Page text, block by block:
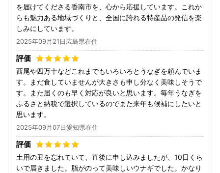
を届けてくださる香南市を、心から応援しています。これか
らも魅力ある地域づくりと、全国に誇れる特産品の発信を楽
しみにしています。
2025年09月21日広島県在住
西尾や四万十などこれまでもいろいろとうなぎを頼んでいま
す。まだ食していませんが大きさも申し分なく美味しそうで
す。また届くのも早く対応が良いと思います。毎年うなぎを
ふるさと納税で選択しているのでまた来年も候補にしたいと
思います。
2025年09月07日愛知県在住
土用の丑を忘れていて、直後に申し込みましたが、10日くら
いで届きました。脂がのって美味しいウナギでした。かなり